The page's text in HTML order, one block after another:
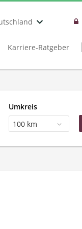
Karriere-Ratgeber
Umkreis
100 km